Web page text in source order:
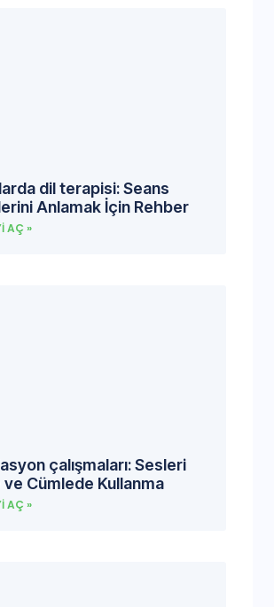
dil terapisi: Seans
Anlamak İçin Rehber
AÇ »
çalışmaları: Sesleri
ve Cümlede Kullanma
AÇ »